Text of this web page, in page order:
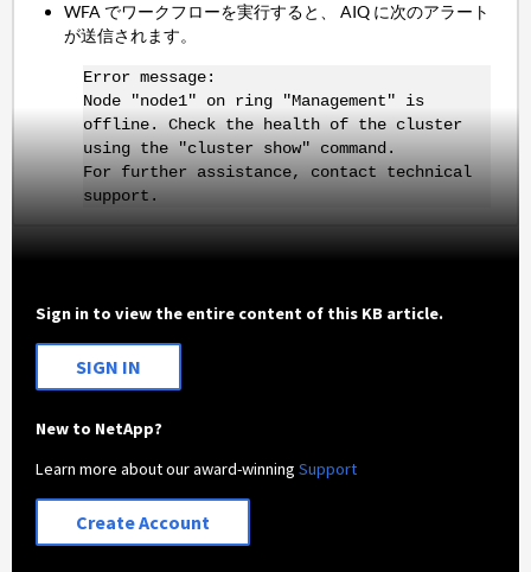
WFA でワークフローを実行すると、 AIQ に次のアラート
が送信されます。
Error message:
Node "node1" on ring "Management" is
offline. Check the health of the cluster
using the "cluster show" command.
For further assistance, contact technical
support.
Sign in to view the entire content of this KB article.
SIGN IN
New to NetApp?
Learn more about our award-winningSupport
Create Account